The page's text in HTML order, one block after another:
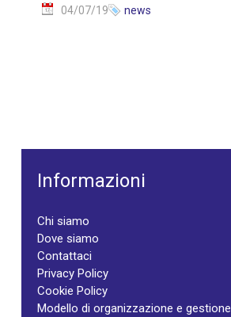
04/07/19 news
Informazioni
Chi siamo
Dove siamo
Contattaci
Privacy Policy
Cookie Policy
Modello di organizzazione e gestione